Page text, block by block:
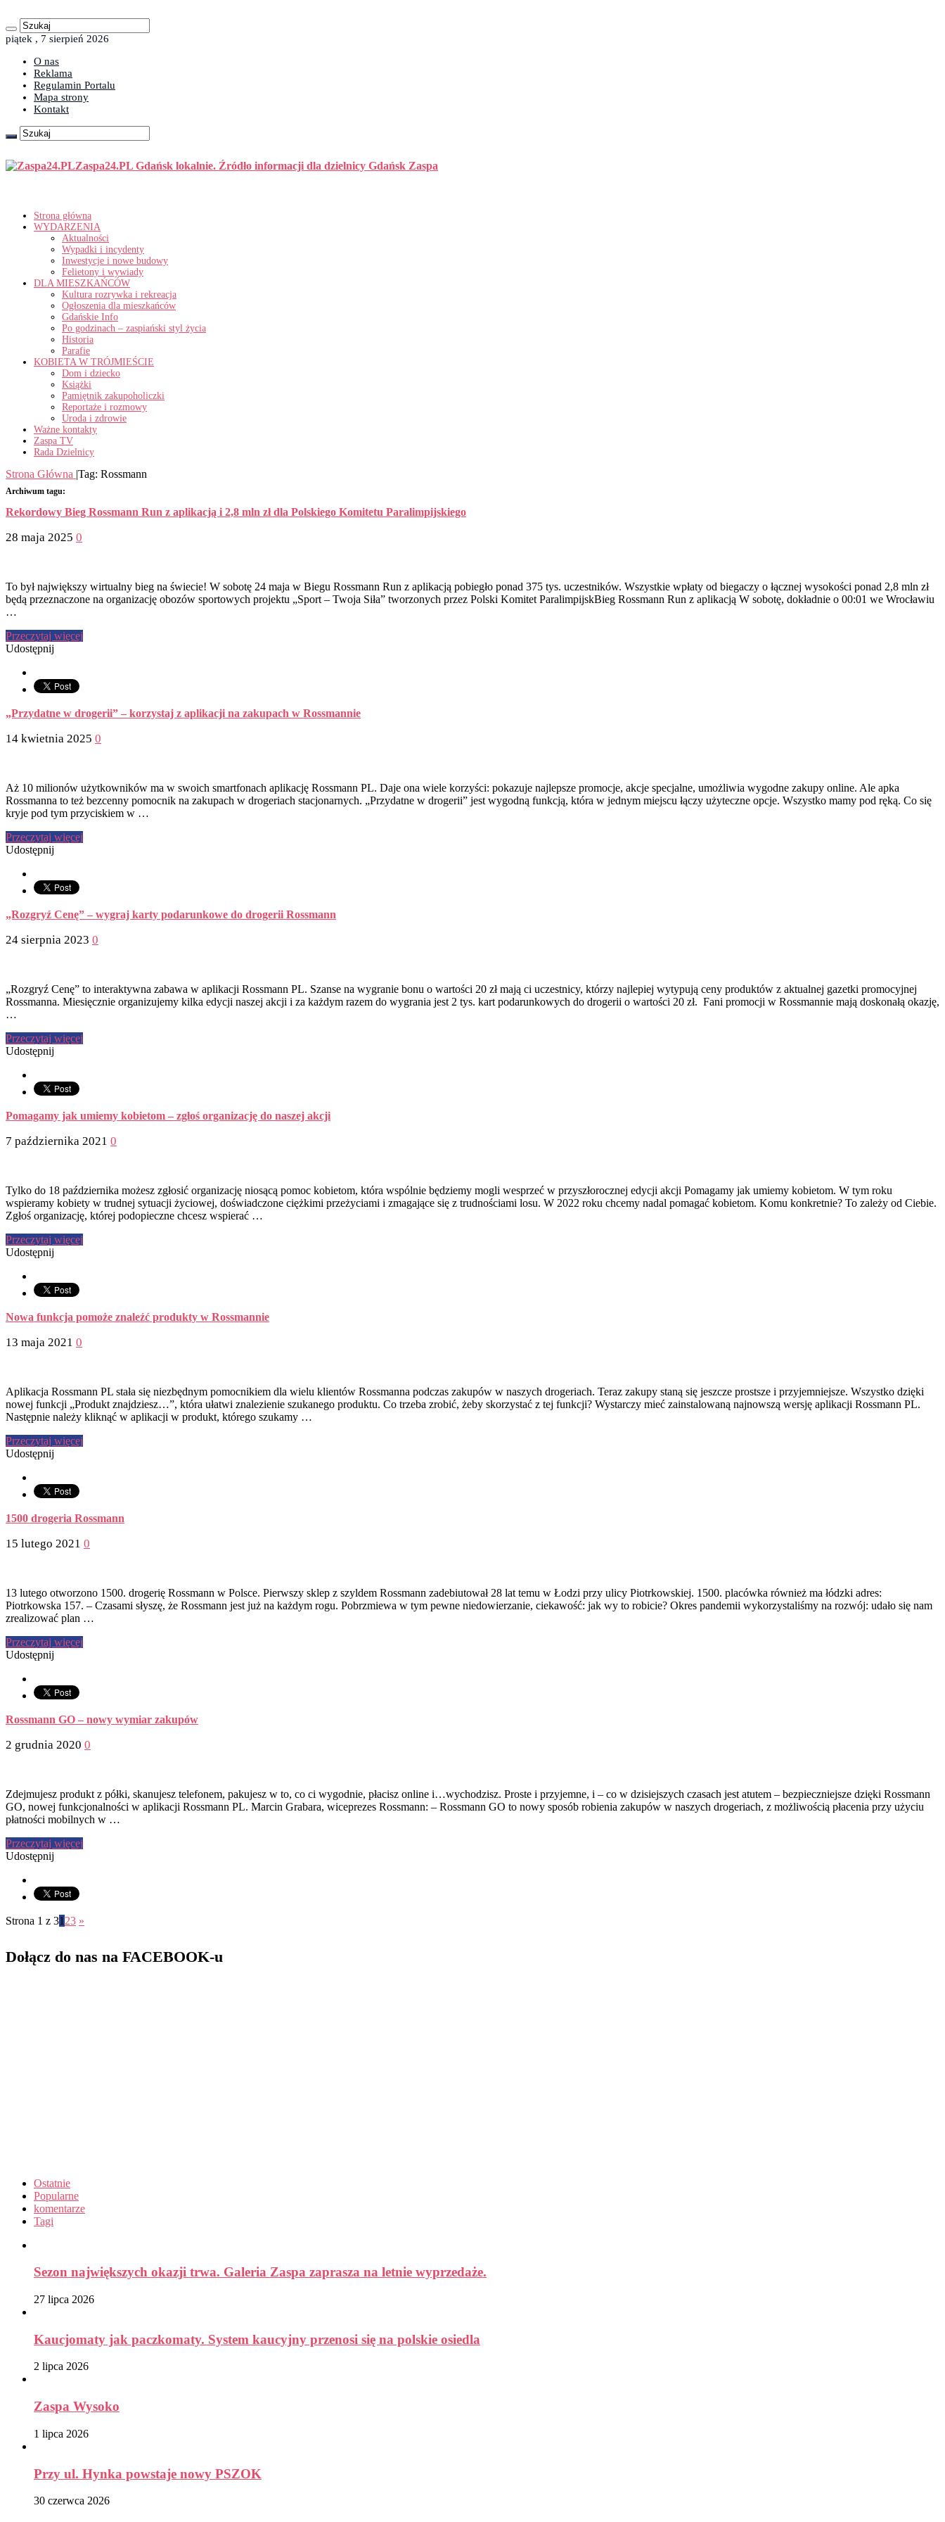
piątek , 7 sierpień 2026
O nas
Reklama
Regulamin Portalu
Mapa strony
Kontakt
Zaspa24.PL Gdańsk lokalnie. Źródło informacji dla dzielnicy Gdańsk Zaspa
Strona główna
WYDARZENIA
Aktualności
Wypadki i incydenty
Inwestycje i nowe budowy
Felietony i wywiady
DLA MIESZKAŃCÓW
Kultura rozrywka i rekreacja
Ogłoszenia dla mieszkańców
Gdańskie Info
Po godzinach – zaspiański styl życia
Historia
Parafie
KOBIETA W TRÓJMIEŚCIE
Dom i dziecko
Książki
Pamiętnik zakupoholiczki
Reportaże i rozmowy
Uroda i zdrowie
Ważne kontakty
Zaspa TV
Rada Dzielnicy
Strona Główna |Tag: Rossmann
Archiwum tagu:
Rekordowy Bieg Rossmann Run z aplikacją i 2,8 mln zł dla Polskiego Komitetu Paralimpijskiego
28 maja 2025 0
To był największy wirtualny bieg na świecie! W sobotę 24 maja w Biegu Rossmann Run z aplikacją pobiegło ponad 375 tys. uczestników. Wszystkie wpłaty od biegaczy o łącznej wysokości ponad 2,8 mln zł
będą przeznaczone na organizację obozów sportowych projektu „Sport – Twoja Siła” tworzonych przez Polski Komitet ParalimpijskBieg Rossmann Run z aplikacją W sobotę, dokładnie o 00:01 we Wrocławiu
…
Przeczytaj więcej
Udostępnij
„Przydatne w drogerii” – korzystaj z aplikacji na zakupach w Rossmannie
14 kwietnia 2025 0
Aż 10 milionów użytkowników ma w swoich smartfonach aplikację Rossmann PL. Daje ona wiele korzyści: pokazuje najlepsze promocje, akcje specjalne, umożliwia wygodne zakupy online. Ale apka
Rossmanna to też bezcenny pomocnik na zakupach w drogeriach stacjonarnych. „Przydatne w drogerii” jest wygodną funkcją, która w jednym miejscu łączy użyteczne opcje. Wszystko mamy pod ręką. Co się
kryje pod tym przyciskiem w …
Przeczytaj więcej
Udostępnij
„Rozgryź Cenę” – wygraj karty podarunkowe do drogerii Rossmann
24 sierpnia 2023 0
„Rozgryź Cenę” to interaktywna zabawa w aplikacji Rossmann PL. Szanse na wygranie bonu o wartości 20 zł mają ci uczestnicy, którzy najlepiej wytypują ceny produktów z aktualnej gazetki promocyjnej
Rossmanna. Miesięcznie organizujemy kilka edycji naszej akcji i za każdym razem do wygrania jest 2 tys. kart podarunkowych do drogerii o wartości 20 zł. Fani promocji w Rossmannie mają doskonałą okazję,
…
Przeczytaj więcej
Udostępnij
Pomagamy jak umiemy kobietom – zgłoś organizację do naszej akcji
7 października 2021 0
Tylko do 18 października możesz zgłosić organizację niosącą pomoc kobietom, która wspólnie będziemy mogli wesprzeć w przyszłorocznej edycji akcji Pomagamy jak umiemy kobietom. W tym roku
wspieramy kobiety w trudnej sytuacji życiowej, doświadczone ciężkimi przeżyciami i zmagające się z trudnościami losu. W 2022 roku chcemy nadal pomagać kobietom. Komu konkretnie? To zależy od Ciebie.
Zgłoś organizację, której podopieczne chcesz wspierać …
Przeczytaj więcej
Udostępnij
Nowa funkcja pomoże znaleźć produkty w Rossmannie
13 maja 2021 0
Aplikacja Rossmann PL stała się niezbędnym pomocnikiem dla wielu klientów Rossmanna podczas zakupów w naszych drogeriach. Teraz zakupy staną się jeszcze prostsze i przyjemniejsze. Wszystko dzięki
nowej funkcji „Produkt znajdziesz…”, która ułatwi znalezienie szukanego produktu. Co trzeba zrobić, żeby skorzystać z tej funkcji? Wystarczy mieć zainstalowaną najnowszą wersję aplikacji Rossmann PL.
Następnie należy kliknąć w aplikacji w produkt, którego szukamy …
Przeczytaj więcej
Udostępnij
1500 drogeria Rossmann
15 lutego 2021 0
13 lutego otworzono 1500. drogerię Rossmann w Polsce. Pierwszy sklep z szyldem Rossmann zadebiutował 28 lat temu w Łodzi przy ulicy Piotrkowskiej. 1500. placówka również ma łódzki adres:
Piotrkowska 157. – Czasami słyszę, że Rossmann jest już na każdym rogu. Pobrzmiewa w tym pewne niedowierzanie, ciekawość: jak wy to robicie? Okres pandemii wykorzystaliśmy na rozwój: udało się nam
zrealizować plan …
Przeczytaj więcej
Udostępnij
Rossmann GO – nowy wymiar zakupów
2 grudnia 2020 0
Zdejmujesz produkt z półki, skanujesz telefonem, pakujesz w to, co ci wygodnie, płacisz online i…wychodzisz. Proste i przyjemne, i – co w dzisiejszych czasach jest atutem – bezpieczniejsze dzięki Rossmann
GO, nowej funkcjonalności w aplikacji Rossmann PL. Marcin Grabara, wiceprezes Rossmann: – Rossmann GO to nowy sposób robienia zakupów w naszych drogeriach, z możliwością płacenia przy użyciu
płatności mobilnych w …
Przeczytaj więcej
Udostępnij
Strona 1 z 31 23 »
Dołącz do nas na FACEBOOK-u
Ostatnie
Popularne
komentarze
Tagi
Sezon największych okazji trwa. Galeria Zaspa zaprasza na letnie wyprzedaże.
27 lipca 2026
Kaucjomaty jak paczkomaty. System kaucyjny przenosi się na polskie osiedla
2 lipca 2026
Zaspa Wysoko
1 lipca 2026
Przy ul. Hynka powstaje nowy PSZOK
30 czerwca 2026